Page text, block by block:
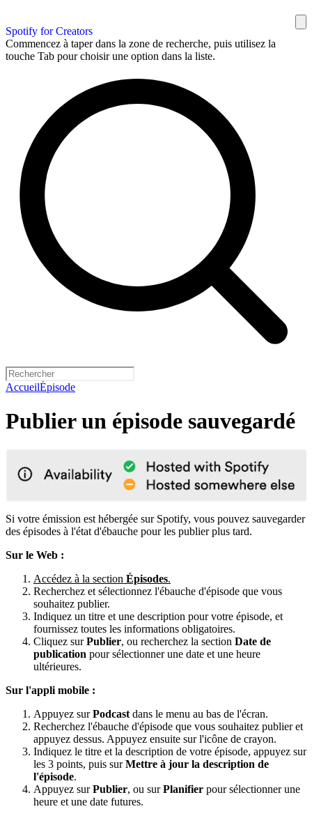
Spotify for Creators
Commencez à taper dans la zone de recherche, puis utilisez la
touche Tab pour choisir une option dans la liste.
AccueilÉpisode
Publier un épisode sauvegardé
Si votre émission est hébergée sur Spotify, vous pouvez sauvegarder
des épisodes à l'état d'ébauche pour les publier plus tard.
Sur le Web :
Accédez à la section Épisodes.
Recherchez et sélectionnez l'ébauche d'épisode que vous
souhaitez publier.
Indiquez un titre et une description pour votre épisode, et
fournissez toutes les informations obligatoires.
Cliquez surPublier, ou recherchez la section Date de
publication pour sélectionner une date et une heure
ultérieures.
Sur l'appli mobile :
Appuyez surPodcast dans le menu au bas de l'écran.
Recherchez l'ébauche d'épisode que vous souhaitez publier et
appuyez dessus. Appuyez ensuite sur l'icône de crayon.
Indiquez le titre et la description de votre épisode, appuyez sur
les 3 points, puis surMettre à jour la description de
l'épisode.
Appuyez surPublier, ou surPlanifier pour sélectionner une
heure et une date futures.